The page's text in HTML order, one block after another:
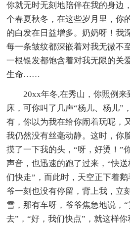
你就无时无刻地陪伴在我的身边
个春夏秋冬，在这些岁月里，你
的白发在日益增多。奶奶呀！我
每一条皱纹都深嵌着对我无微不
一根银发都饱含着对我无限的关
生命……
20xx年冬,在秀山，你照例
床，可你叫了几声“杨儿、杨儿”
有，你以为我在给你闹着玩呢，
我仍然没有丝毫动静。这时，你
摸了一下我的头，“呀，好烫！”
声音，也迅速的跑了过来，“快
们快走”，而此时，天空正下着
爷一刻也没有停留，背上我，立
雪，那有车呀，爷爷焦急地说，
去”，“好，我们快点”，就这样